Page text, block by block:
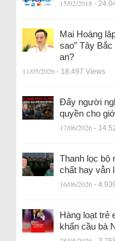
15/02/2018 -
Mai Hoàng
sao” Tây
an?
11/05/2026 - 18.497 Views
Đẩy người
quyền cho
17/06/2026 -
Thanh lọc bộ
chất hay vẫn
16/06/2026 -
Hàng loạt trẻ
khẩn cầu bà